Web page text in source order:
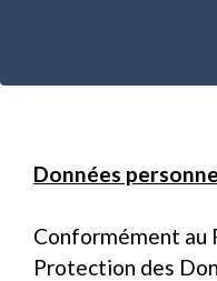
Données
Conformément au
Protection des